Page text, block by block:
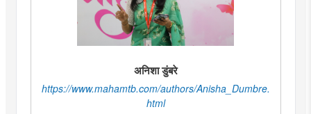
अनिशा डुंबरे
https://www.mahamtb.com/authors/Anisha_Dumbre.
html